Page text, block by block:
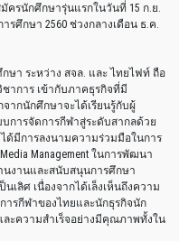
ครนักศึกษารุ่นแรกในวันที่ 15 ก.ย.
รศึกษา 2560 ช่วงกลางเดือน ธ.ค.
ษา ระหว่าง สจล. และ ไทยไฟท์ ถือ
าการ เข้ากับภาคธุรกิจที่มี
ากนักศึกษาจะได้เรียนรู้กับผู้
การจัดการกีฬาสู่ระดับสากลด้วย
ด้มีการลงนามความร่วมมือในการ
Media Management ในการพัฒนา
นงานและสนับสนุนการศึกษา
เลิศ เนื่องจากได้เล็งเห็นถึงความ
รกีฬาของไทยและนักธุรกิจนัก
ะความสำเร็จอย่างมีคุณภาพทั้งใน